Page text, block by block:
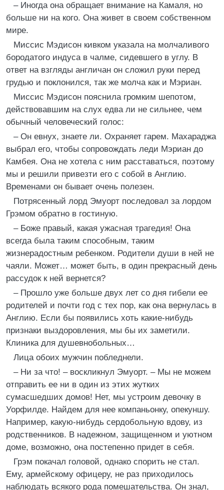
– Иногда она обращает внимание на Камаля, но
больше ни на кого. Она живет в своем собственном
мире.
Миссис Мэдисон кивком указала на молчаливого
бородатого индуса в чалме, сидевшего в углу. В
ответ на взгляды англичан он сложил руки перед
грудью и поклонился, так же молча как и Мэриан.
Миссис Мэдисон пояснила громким шепотом,
действовавшим на слух едва ли не сильнее, чем
обычный человеческий голос:
– Он евнух, знаете ли. Охраняет гарем. Махараджа
выбрал его, чтобы сопровождать леди Мэриан до
Камбея. Она не хотела с ним расставаться, поэтому
мы и решили привезти его с собой в Англию.
Временами он бывает очень полезен.
Потрясенный лорд Эмуорт последовал за лордом
Грэмом обратно в гостиную.
– Боже правый, какая ужасная трагедия! Она
всегда была таким способным, таким
жизнерадостным ребенком. Родители души в ней не
чаяли. Может… может быть, в один прекрасный день
рассудок к ней вернется?
– Прошло уже больше двух лет со дня гибели ее
родителей и почти год с тех пор, как она вернулась в
Англию. Если бы появились хоть какие-нибудь
признаки выздоровления, мы бы их заметили.
Клиника для душевнобольных…
Лица обоих мужчин побледнели.
– Ни за что! – воскликнул Эмуорт. – Мы не можем
отправить ее ни в один из этих жутких
сумасшедших домов! Нет, мы устроим девочку в
Уорфилде. Найдем для нее компаньонку, опекуншу.
Например, какую-нибудь сердобольную вдову, из
родственников. В надежном, защищенном и уютном
доме, возможно, она постепенно придет в себя.
Грэм покачал головой, однако спорить не стал.
Ему, армейскому офицеру, не раз приходилось
наблюдать всякого рода помешательства. Он знал,